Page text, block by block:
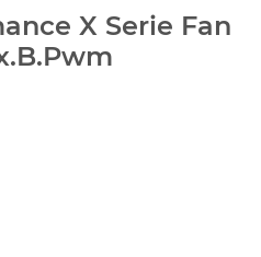
X Serie Fan